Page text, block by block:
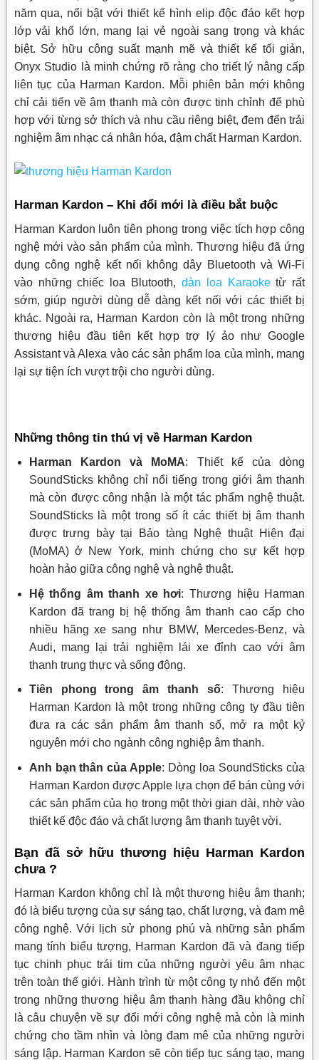
năm qua, nổi bật với thiết kế hình elip độc đáo kết hợp
lớp vải khổ lớn, mang lại vẻ ngoài sang trọng và khác
biệt. Sở hữu công suất mạnh mẽ và thiết kế tối giản,
Onyx Studio là minh chứng rõ ràng cho triết lý nâng cấp
liên tục của Harman Kardon. Mỗi phiên bản mới không
chỉ cải tiến về âm thanh mà còn được tinh chỉnh để phù
hợp với từng sở thích và nhu cầu riêng biệt, đem đến trải
nghiệm âm nhạc cá nhân hóa, đậm chất Harman Kardon.
Harman Kardon – Khi đổi mới là điều bắt buộc
Harman Kardon luôn tiên phong trong việc tích hợp công
nghệ mới vào sản phẩm của mình. Thương hiệu đã ứng
dụng công nghệ kết nối không dây Bluetooth và Wi-Fi
vào những chiếc loa Blutooth, dàn loa Karaoketừ rất
sớm, giúp người dùng dễ dàng kết nối với các thiết bị
khác. Ngoài ra, Harman Kardon còn là một trong những
thương hiệu đầu tiên kết hợp trợ lý ảo như Google
Assistant và Alexa vào các sản phẩm loa của mình, mang
lại sự tiện ích vượt trội cho người dùng.
Những thông tin thú vị về Harman Kardon
Harman Kardon và MoMA: Thiết kế của dòng
SoundSticks không chỉ nổi tiếng trong giới âm thanh
mà còn được công nhận là một tác phẩm nghệ thuật.
SoundSticks là một trong số ít các thiết bị âm thanh
được trưng bày tại Bảo tàng Nghệ thuật Hiện đại
(MoMA) ở New York, minh chứng cho sự kết hợp
hoàn hảo giữa công nghệ và nghệ thuật.
Hệ thống âm thanh xe hơi: Thương hiệu Harman
Kardon đã trang bị hệ thống âm thanh cao cấp cho
nhiều hãng xe sang như BMW, Mercedes-Benz, và
Audi, mang lại trải nghiệm lái xe đỉnh cao với âm
thanh trung thực và sống động.
Tiên phong trong âm thanh số: Thương hiệu
Harman Kardon là một trong những công ty đầu tiên
đưa ra các sản phẩm âm thanh số, mở ra một kỷ
nguyên mới cho ngành công nghiệp âm thanh.
Anh bạn thân của Apple: Dòng loa SoundSticks của
Harman Kardon được Apple lựa chọn để bán cùng với
các sản phẩm của họ trong một thời gian dài, nhờ vào
thiết kế độc đáo và chất lượng âm thanh tuyệt vời.
Bạn đã sở hữu thương hiệu Harman Kardon
chưa ?
Harman Kardon không chỉ là một thương hiệu âm thanh;
đó là biểu tượng của sự sáng tạo, chất lượng, và đam mê
công nghệ. Với lịch sử phong phú và những sản phẩm
mang tính biểu tượng, Harman Kardon đã và đang tiếp
tục chinh phục trái tim của những người yêu âm nhạc
trên toàn thế giới. Hành trình từ một công ty nhỏ đến một
trong những thương hiệu âm thanh hàng đầu không chỉ
là câu chuyện về sự đổi mới công nghệ mà còn là minh
chứng cho tầm nhìn và lòng đam mê của những người
sáng lập. Harman Kardon sẽ còn tiếp tục sáng tạo, mang